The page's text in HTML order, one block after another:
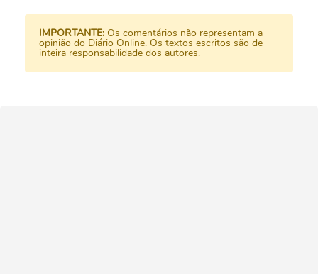
IMPORTANTE: Os comentários não representam a
opinião do Diário Online. Os textos escritos são de
inteira responsabilidade dos autores.